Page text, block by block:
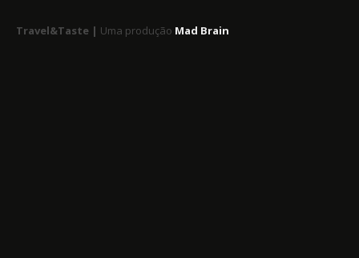
Travel&Taste | Uma produção Mad Brain